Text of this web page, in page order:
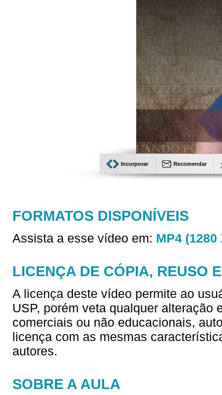
Incorporar Recomendar
FORMATOS DISPONÍVEIS
Assista a esse vídeo em: MP4 (1280
LICENÇA DE CÓPIA, REUSO
A licença deste vídeo permite ao
USP, porém veta qualquer alteração
comerciais ou não educacionais,
licença com as mesmas
autores.
SOBRE A AULA